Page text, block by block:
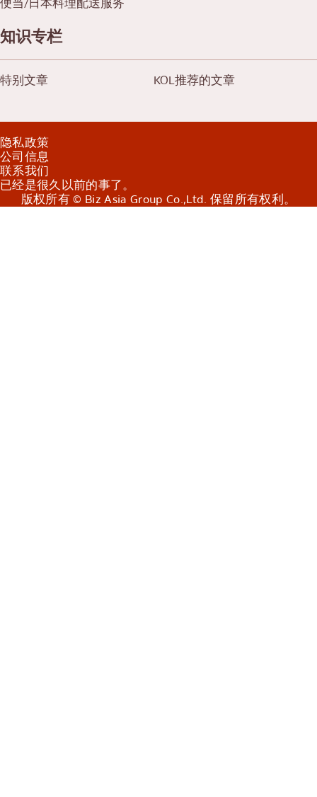
知识专栏
特别文章 KOL推荐的文章
隐私政策
公司信息
联系我们
已经是很久以前的事了。
版权所有 © Biz Asia Group Co.,Ltd. 保留所有权利。